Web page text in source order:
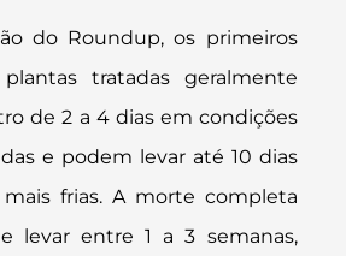
do Roundup, os primeiros
tratadas geralmente
de 2 a 4 dias em condições
e podem levar até 10 dias
frias. A morte completa
levar entre 1 a 3 semanas,